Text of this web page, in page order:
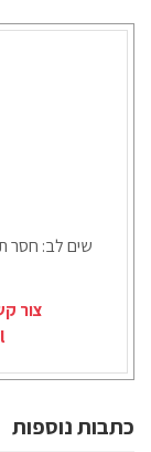
שים לב: חסר
צור
כתבות נוספות